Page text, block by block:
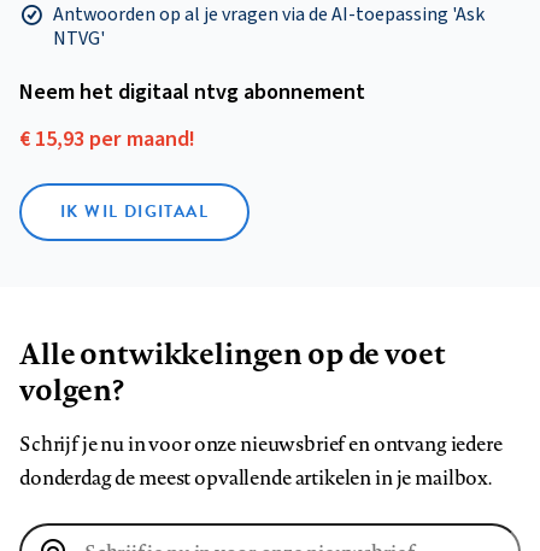
Antwoorden op al je vragen via de AI-toepassing 'Ask
NTVG'
Neem het digitaal ntvg abonnement
€ 15,93 per maand!
IK WIL DIGITAAL
Alle ontwikkelingen op de voet
volgen?
Schrijf je nu in voor onze nieuwsbrief en ontvang iedere
donderdag de meest opvallende artikelen in je mailbox.